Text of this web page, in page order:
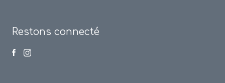
Restons connecté